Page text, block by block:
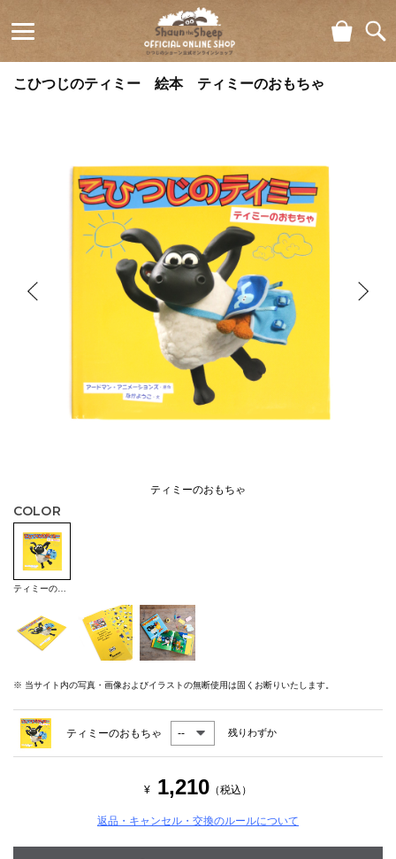
ひつじの
ショーン
ョップ
Shaun
the Sheep
Official
Online
Shop
こひつじのティミー 絵本 ティミーのおもちゃ
ティミーのおもちゃ
COLOR
※ 当サイト内の写真・画像およびイラストの無断使用は固くお断りいたします。
ティミーのおもちゃ 残りわずか
¥ 1,210 （税込）
返品・キャンセル・交換のルールについて